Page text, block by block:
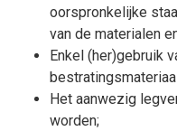
oorspronkelijke
van de materialen
Enkel (her)gebruik
Het aanwezig
worden;